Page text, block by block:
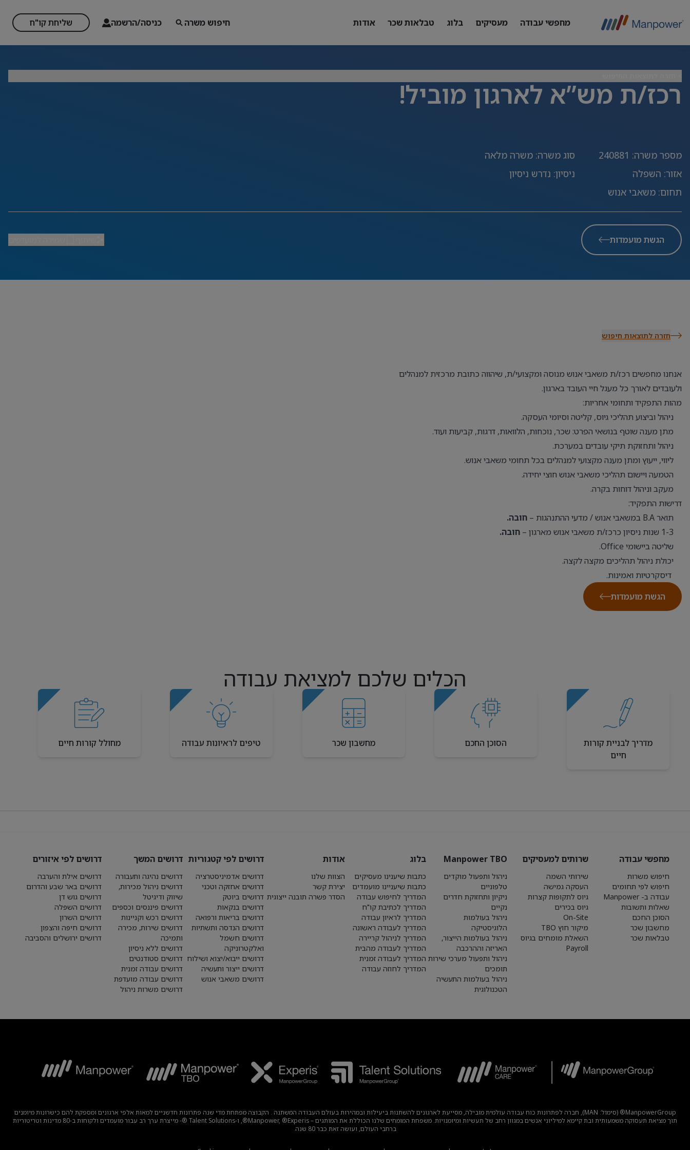
מחפשי עבודה מעסיקים בלוג טבלאות שכר אודות חיפוש משרה כניסה/הרשמה שליחת קו"ח
רכז/ת מש”א לארגון מוביל!
מספר משרה:
240881 סוג משרה: משרה מלאה
אזור: השפלה ניסיון: נדרש ניסיון
תחום: משאבי אנוש
הגשת מועמדות
חזרה לתוצאות חיפוש
אנחנו מחפשים רכז/ת משאבי אנוש מנוסה ומקצועי/ת, שיהווה כתובת מרכזית למנהלים
ולעובדים לאורך כל מעגל חיי העובד בארגון.
מהות התפקיד ותחומי אחריות:
ניהול וביצוע תהליכי גיוס, קליטה וסיומי העסקה.
מתן מענה שוטף בנושאי הפרט: שכר, נוכחות, הלוואות, דרגות, קביעות ועוד.
ניהול ותחזוקת תיקי עובדים במערכת.
ליווי, ייעוץ ומתן מענה מקצועי למנהלים בכל תחומי משאבי אנוש.
הטמעה ויישום תהליכי משאבי אנוש חוצי יחידה.
מעקב וניהול דוחות בקרה.
דרישות התפקיד:
תואר B.A במשאבי אנוש / מדעי ההתנהגות –
חובה.
1-3 שנות ניסיון כרכז/ת משאבי אנוש מארגון –
חובה.
שליטה ביישומי Office.
יכולת ניהול תהליכים מקצה לקצה.
דיסקרטיות ואמינות.
הגשת מועמדות
הכלים שלכם למציאת עבודה
מדריך לבניית קורות
חיים
הסוכן החכם מחשבון שכר טיפים לראיונות עבודה מחולל קורות חיים
מחפשי עבודה
חיפוש משרות
חיפוש לפי תחומים
עבודה ב- Manpower
שאלות ותשובות
הסוכן החכם
מחשבון שכר
טבלאות שכר
שרותים למעסיקים
שירותי השמה
העסקה גמישה
גיוס לתקופות קצרות
גיוס בכירים
On-Site
מיקור חוץ TBO
השאלת מומחים בגיוס
Payroll
Manpower TBO
ניהול ותפעול מוקדים
טלפוניים
ניקיון ותחזוקת חדרים
נקיים
ניהול בעולמות
הלוגיסטיקה
ניהול בעולמות הייצור,
האריזה וההרכבה
ניהול ותפעול מערכי שירות
תומכים
ניהול בעולמות התעשיה
הטכנולוגית
בלוג
כתבות שיענינו מעסיקים
כתבות שיעניינו מועמדים
המדריך לחיפוש עבודה
המדריך לכתיבת קו"ח
המדריך לראיון עבודה
המדריך לעבודה ראשונה
המדריך לניהול קריירה
המדריך לעבודה מהבית
המדריך לעבודה זמנית
המדריך לחוזה עבודה
אודות
הצוות שלנו
יצירת קשר
הסדר פשרה תובנה ייצוגית
דרושים לפי קטגוריות
דרושים אדמיניסטרציה
דרושים אחזקה וטכני
דרושים ביוטק
דרושים בנקאות
דרושים בריאות ורפואה
דרושים הנדסה ותשתיות
דרושים חשמל
ואלקטרוניקה
דרושים ייבוא/יצוא ושילוח
דרושים ייצור ותעשיה
דרושים משאבי אנוש
דרושים המשך
דרושים נהיגה ותעבורה
דרושים ניהול מכירות,
שיווק ודיגיטל
דרושים פיננסים וכספים
דרושים רכש וקניינות
דרושים שירות, מכירה
ותמיכה
דרושים ללא ניסיון
דרושים סטודנטים
דרושים עבודה זמנית
דרושים עבודה מועדפת
דרושים משרות ניהול
דרושים לפי איזורים
דרושים אילת והערבה
דרושים באר שבע והדרום
דרושים גוש דן
דרושים השפלה
דרושים השרון
דרושים חיפה והצפון
דרושים ירושלים והסביבה
ManpowerGroup® (סימול: MAN), חברה לפתרונות כוח עבודה עולמית מובילה, מסייעת לארגונים להשתנות ביעילות ובמהירות בעולם העבודה המשתנה . הקבוצה מפתחת מדי שנה פתרונות חדשניים למאות אלפי ארגונים ומספקת להם כישרונות מיומנים
תוך מציאת תעסוקה משמעותית ובת קיימא למיליוני אנשים במגוון רחב של תעשיות ומיומנויות. משפחת המומחים שלנו הכוללת את המותגים – Manpower, ®Experis®, ו-Talent Solutions ®- מייצרת ערך רב עבור מועמדים ולקוחות ב-80 מדינות וטריטוריות
ברחבי העולם, ועושה זאת כבר 80 שנה.